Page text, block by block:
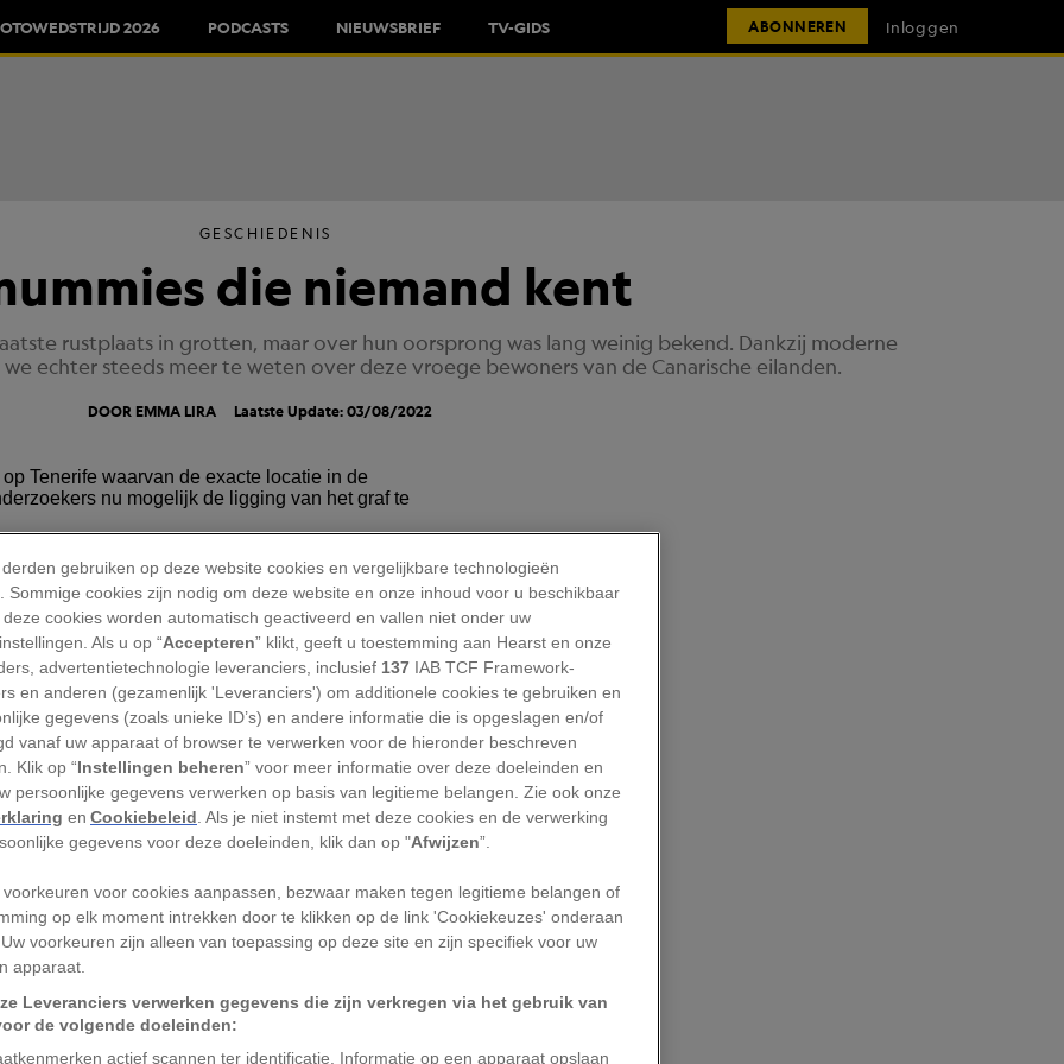
2026 PODCASTS NIEUWSBRIEF TV-GIDS ABONNEREN Inloggen
GESCHIEDENIS
die niemand kent
rustplaats in grotten, maar over hun oorsprong was lang weinig bekend. Dankzij moderne
echter steeds meer te weten over deze vroege bewoners van de Canarische eilanden.
DOOR EMMA LIRA Laatste Update: 03/08/2022
een pad omlaag naar zee. Na
afdalen, stop ik met lopen. Daar sta ik
die nauwelijks opvalt. Ik kijk omhoog
nog eens honderden grot­ten liggen
eeuwen ontstaan in de lagen lava die
Wellicht dat een van die grotten de
zijn, een deel van de geschiedenis dat
kloof in het zuiden van Tenerife, het
Eilanden, ont­dekte de Spaanse regent
in 1764 een bijzondere grot. Een lokale
vondst acht jaar later in een boek over
‘Er is hier een uniek pan­theon
Clavijo. ‘Het ligt vol met mummies,
gebruiken op deze website cookies en vergelijkbare technologieën
Sommige cookies zijn nodig om deze website en onze inhoud voor u beschikbaar
cookies worden automatisch geactiveerd en vallen niet onder uw
Als u op “Accepteren” klikt, geeft u toestemming aan Hearst en onze
advertentietechnologie leveranciers, inclusief 137 IAB TCF Framework-
en anderen (gezamenlijk 'Leveranciers') om additionele cookies te gebruiken en
gegevens (zoals unieke ID’s) en andere informatie die is opgeslagen en/of
vanaf uw apparaat of browser te verwerken voor de hieronder beschreven
Klik op “Instellingen beheren” voor meer informatie over deze doeleinden en
persoonlijke gegevens verwerken op basis van legitieme belangen. Zie ook onze
enCookiebeleid . Als je niet instemt met deze cookies en de verwerking
gegevens voor deze doeleinden, klik dan op "Afwijzen”.
voorkeuren voor cookies aanpassen, bezwaar maken tegen legitieme belangen of
op elk moment intrekken door te klikken op de link 'Cookiekeuzes' onderaan
voorkeuren zijn alleen van toepassing op deze site en zijn specifiek voor uw
apparaat.
Leveranciers verwerken gegevens die zijn verkregen via het gebruik van
de volgende doeleinden:
actief scannen ter identificatie. Informatie op een apparaat opslaan